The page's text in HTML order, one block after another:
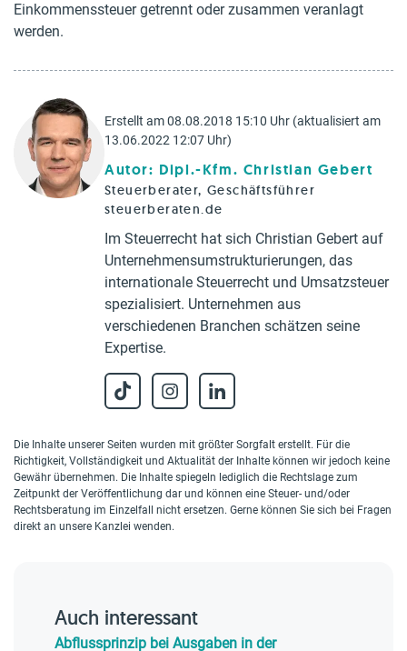
Einkommenssteuer getrennt oder zusammen veranlagt
werden.
Erstellt am 08.08.2018 15:10 Uhr (aktualisiert am
13.06.2022 12:07 Uhr)
Autor: Dipl.-Kfm. Christian Gebert
Steuerberater, Geschäftsführer
steuerberaten.de
Im Steuerrecht hat sich Christian Gebert auf
Unternehmensumstrukturierungen, das
internationale Steuerrecht und Umsatzsteuer
spezialisiert. Unternehmen aus
verschiedenen Branchen schätzen seine
Expertise.
Die Inhalte unserer Seiten wurden mit größter Sorgfalt erstellt. Für die
Richtigkeit, Vollständigkeit und Aktualität der Inhalte können wir jedoch keine
Gewähr übernehmen. Die Inhalte spiegeln lediglich die Rechtslage zum
Zeitpunkt der Veröffentlichung dar und können eine Steuer- und/oder
Rechtsberatung im Einzelfall nicht ersetzen. Gerne können Sie sich bei Fragen
direkt an unsere Kanzlei wenden.
Auch interessant
Abflussprinzip bei Ausgaben in der